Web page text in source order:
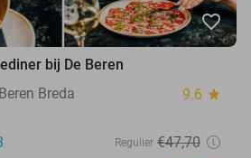
favorite_border
bij De Beren
Breda
9.6 star
Regulier €47,70